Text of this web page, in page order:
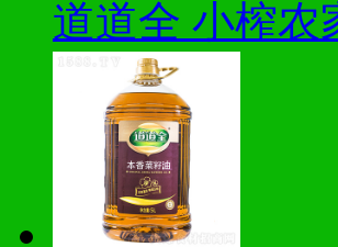
道道全 小榨农